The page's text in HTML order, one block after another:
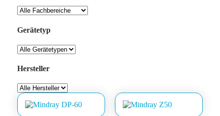
Gerätetyp
Hersteller